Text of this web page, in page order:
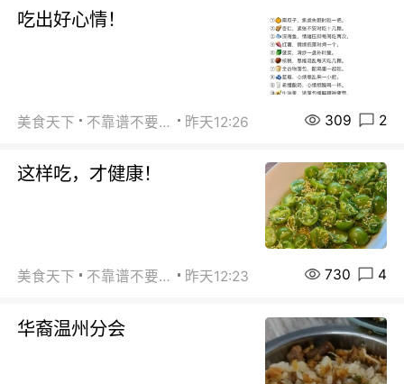
吃出好心情！
美食天下 不靠谱不要联系 昨天12:26 309 2
这样吃，才健康！
美食天下 不靠谱不要联系 昨天12:23 730 4
华裔温州分会